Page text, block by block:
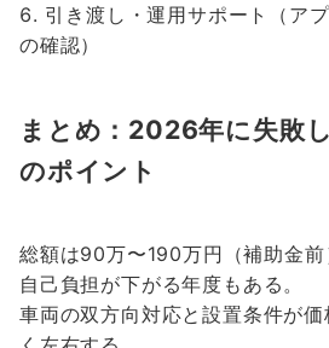
引き渡し・運用サポート（ア
の確認）
まとめ：2026年に失敗
のポイント
総額は90万〜190万円（補助金
自己負担が下がる年度もある。
車両の双方向対応と設置条件が